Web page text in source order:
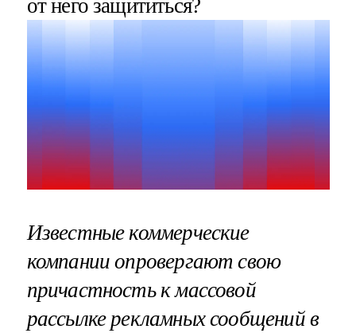
от него защититься?
Известные коммерческие
компании опровергают свою
причастность к массовой
рассылке рекламных сообщений в